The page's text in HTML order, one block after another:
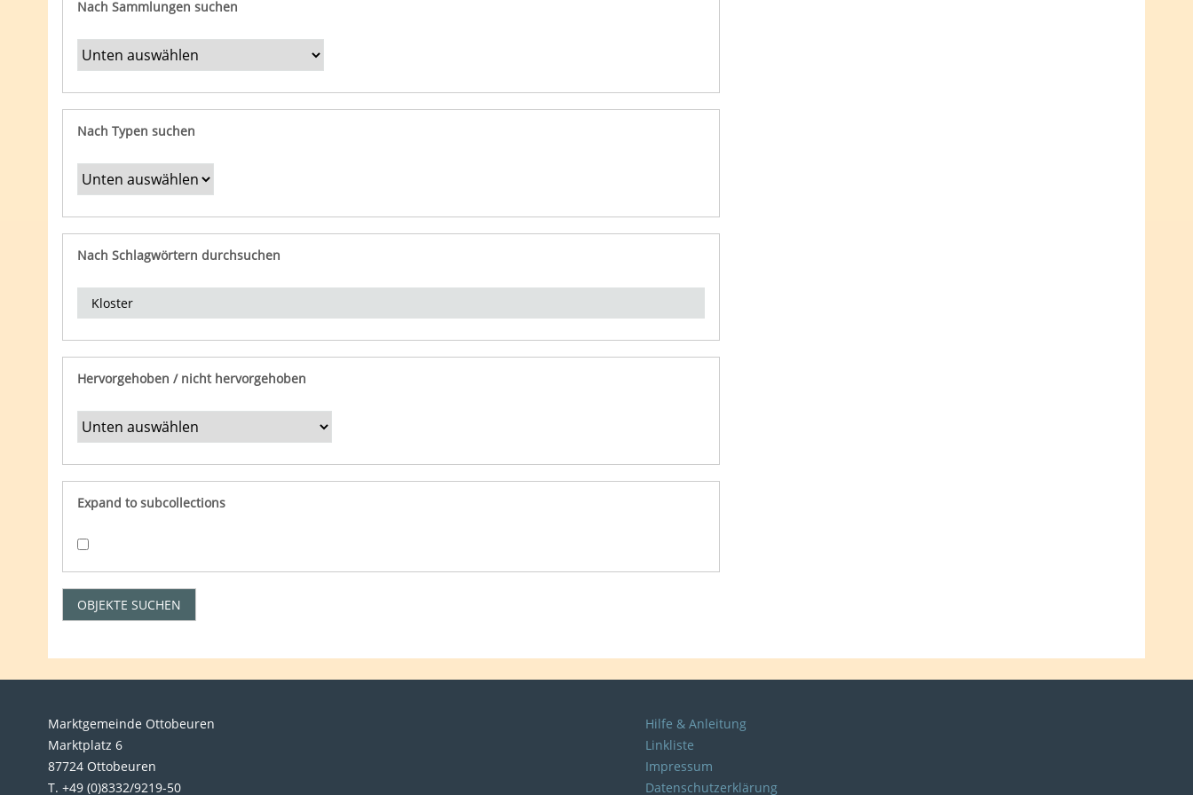
Nach Sammlungen suchen
Nach Typen suchen
Nach Schlagwörtern durchsuchen
Hervorgehoben / nicht hervorgehoben
Expand to subcollections
Marktgemeinde Ottobeuren
Marktplatz 6
87724 Ottobeuren
T. +49 (0)8332/9219-50
Hilfe & Anleitung
Linkliste
Impressum
Datenschutzerklärung